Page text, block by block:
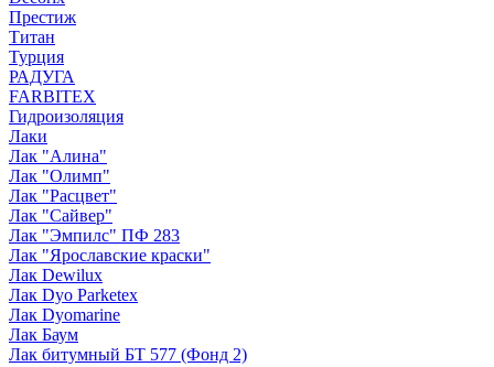
Престиж
Титан
Турция
РАДУГА
FARBITEX
Гидроизоляция
Лаки
Лак "Алина"
Лак "Олимп"
Лак "Расцвет"
Лак "Сайвер"
Лак "Эмпилс" ПФ 283
Лак "Ярославские краски"
Лак Dewilux
Лак Dyo Parketex
Лак Dyomarine
Лак Баум
Лак битумный БТ 577 (Фонд 2)